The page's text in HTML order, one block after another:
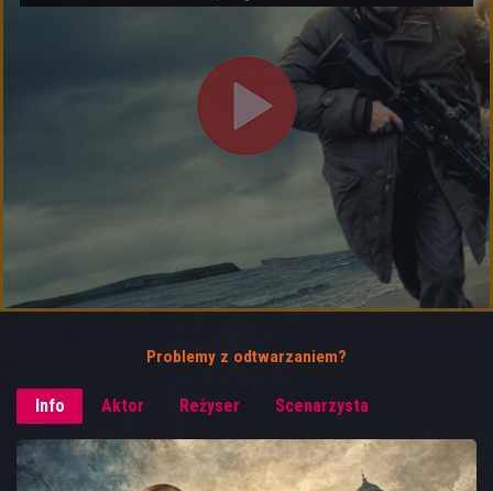
Problemy z odtwarzaniem?
Info Aktor Reżyser Scenarzysta